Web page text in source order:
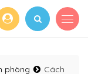
phòng
Cách